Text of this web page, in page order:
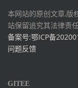
本网站的原创文章,版
站保留追究其法律责
备案号:鄂ICP备
问题反馈
GITEE